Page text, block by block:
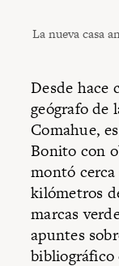
La nueva casa
Desde hace
geógrafo de
Comahue,
Bonito con
montó cerca
kilómetros
marcas
apuntes
bibliográfico